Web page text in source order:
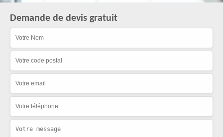
Demande de devis gratuit